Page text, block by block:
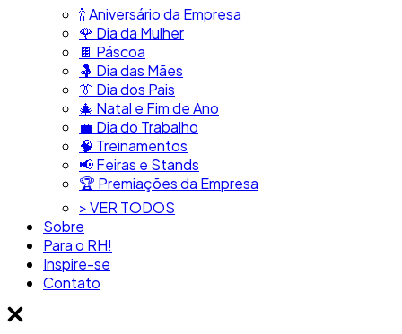
​🍾​ Aniversário da Empresa
🌹 Dia da Mulher
🍫​ Páscoa
🤱 Dia das Mães
👔​ Dia dos Pais
🎄 Natal e Fim de Ano
💼​ Dia do Trabalho
🧠​ Treinamentos
📢​ Feiras e Stands
🏆 Premiações da Empresa
> VER TODOS
Sobre
Para o RH!
Inspire-se
Contato